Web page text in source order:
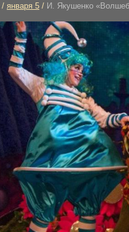
/ января 5 / И. Якушенко